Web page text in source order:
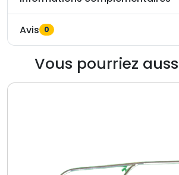
Avis 0
Vous pourriez